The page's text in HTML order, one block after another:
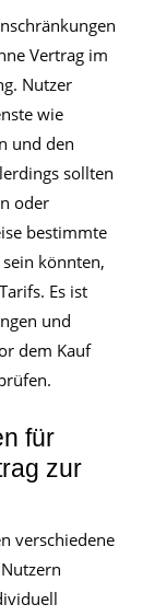
Vertrag im
Nutzer
wie
und den
sollten
oder
bestimmte
könnten,
Es ist
und
dem Kauf
für
zur
verschiedene